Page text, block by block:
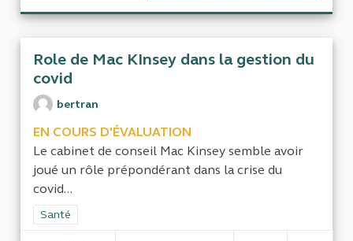
Role de Mac KInsey dans la gestion du
covid
bertran
EN COURS D'ÉVALUATION
Le cabinet de conseil Mac Kinsey semble avoir
joué un rôle prépondérant dans la crise du
covid...
Filtrer les résultats de la catégorie : Santé
Santé